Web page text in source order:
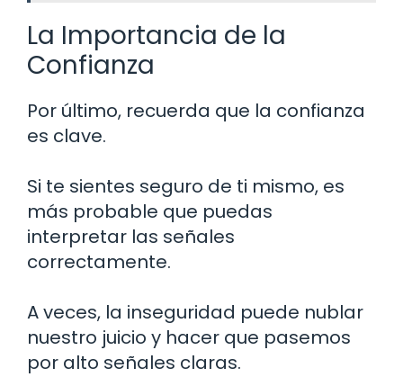
La Importancia de la
Confianza
Por último, recuerda que la confianza
es clave.
Si te sientes seguro de ti mismo, es
más probable que puedas
interpretar las señales
correctamente.
A veces, la inseguridad puede nublar
nuestro juicio y hacer que pasemos
por alto señales claras.